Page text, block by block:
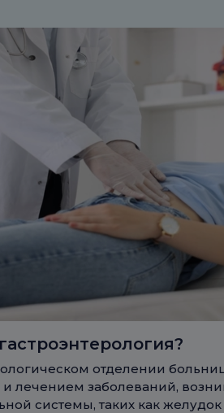
отделении
и лечением заболеваний,
системы, таких как